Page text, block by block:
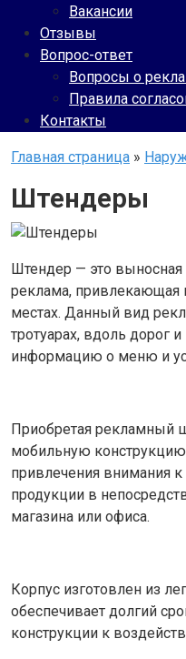
Вакансии
Отзывы
Вопрос-ответ
Вопросы о
Правила
Контакты
Главная страница »
Штендеры
Штендер — это выносная
реклама,
местах. Данный вид
тротуарах, вдоль дорог
информацию о меню и
Приобретая рекламный
мобильную
привлечения внимания
продукции в
магазина или офиса.
Корпус изготовлен из
обеспечивает долгий
конструкции к